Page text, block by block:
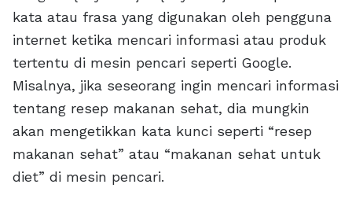
kata atau frasa yang digunakan oleh pengguna
internet ketika mencari informasi atau produk
tertentu di mesin pencari seperti Google.
Misalnya, jika seseorang ingin mencari informasi
tentang resep makanan sehat, dia mungkin
akan mengetikkan kata kunci seperti “resep
makanan sehat” atau “makanan sehat untuk
diet” di mesin pencari.